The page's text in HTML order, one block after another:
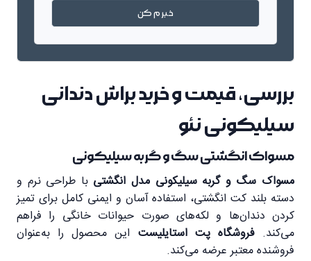
خبرم کن
بررسی، قیمت و خرید براش دندانی
سیلیکونی نئو
مسواک انگشتی سگ و گربه سیلیکونی
مسواک سگ و گربه سیلیکونی مدل انگشتی با طراحی نرم و
دسته بلند کت انگشتی، استفاده آسان و ایمنی کامل برای تمیز
کردن دندان‌ها و لکه‌های صورت حیوانات خانگی را فراهم
می‌کند.فروشگاه پت استایلیست این محصول را به‌عنوان
فروشنده معتبر عرضه می‌کند.